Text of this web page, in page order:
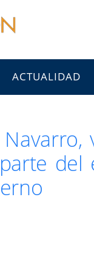
ACTUALIDAD
Navarro,
del